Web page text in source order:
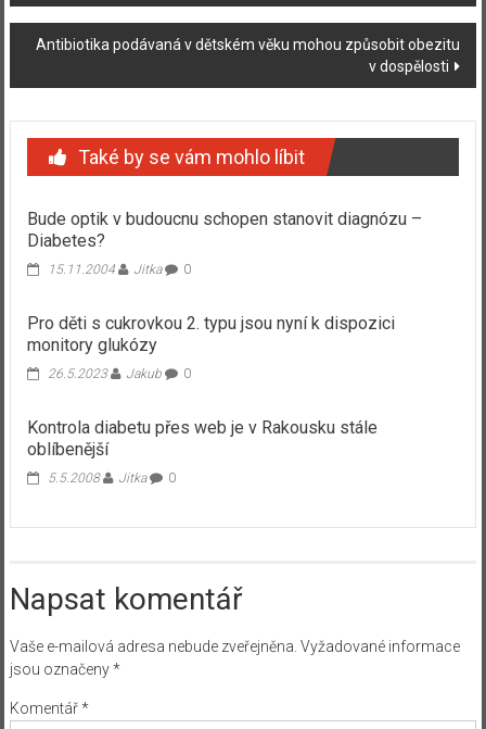
příspěvku
Antibiotika podávaná v dětském věku mohou způsobit obezitu
v dospělosti
Také by se vám mohlo líbit
Bude optik v budoucnu schopen stanovit diagnózu –
Diabetes?
15.11.2004 Jitka 0
Pro děti s cukrovkou 2. typu jsou nyní k dispozici
monitory glukózy
26.5.2023 Jakub 0
Kontrola diabetu přes web je v Rakousku stále
oblíbenější
5.5.2008 Jitka 0
Napsat komentář
Vaše e-mailová adresa nebude zveřejněna. Vyžadované informace
jsou označeny*
Komentář*